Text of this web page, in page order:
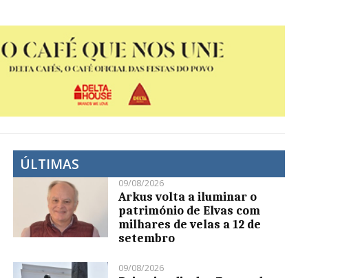
ÚLTIMAS
09/08/2026
Arkus volta a iluminar o
património de Elvas com
milhares de velas a 12 de
setembro
09/08/2026